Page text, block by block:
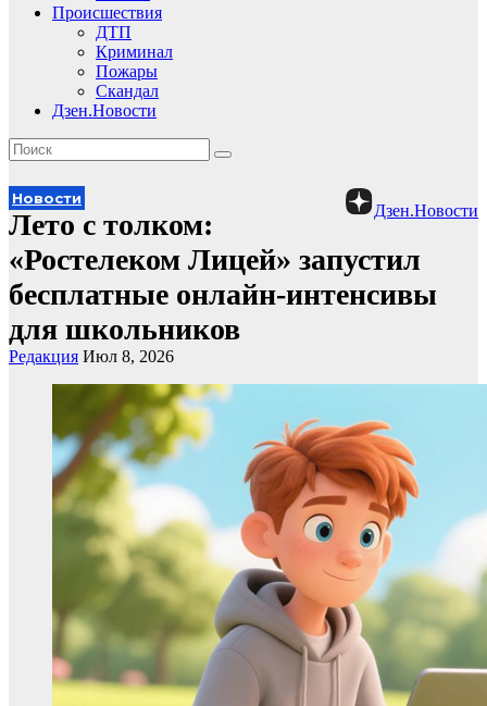
Происшествия
ДТП
Криминал
Пожары
Скандал
Дзен.Новости
Дзен.Новости
Новости
Лето с толком:
«Ростелеком Лицей» запустил
бесплатные онлайн-интенсивы
для школьников
Редакция Июл 8, 2026